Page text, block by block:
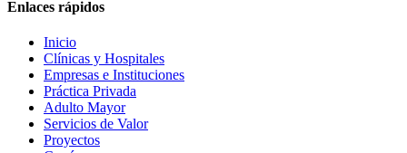
Enlaces rápidos
Inicio
Clínicas y Hospitales
Empresas e Instituciones
Práctica Privada
Adulto Mayor
Servicios de Valor
Proyectos